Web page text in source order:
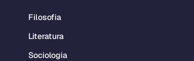
Filosofia
Literatura
Sociologia